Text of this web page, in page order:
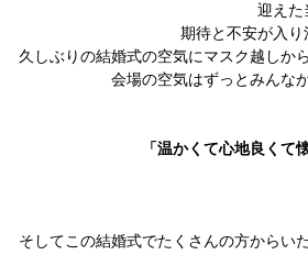
迎えた
期待と不安が入り
久しぶりの結婚式の空気にマスク越しか
会場の空気はずっとみんな
「温かくて心地良くて
そしてこの結婚式でたくさんの方からい